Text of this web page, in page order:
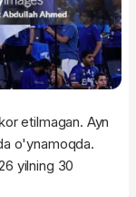
etilmagan. Ayn
o'ynamoqda.
yilning 30